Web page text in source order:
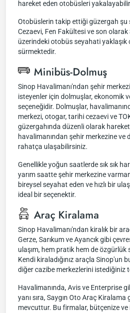
hareket eden otobüsleri
Otobüslerin takip ettiği güzergah şu
Cezaevi, Fen Fakültesi ve son
üzerindeki otobüs seyahati yaklaşık
sürmektedir.
Minibüs-Dolmuş
Sinop Havalimanı'ndan şehir
isteyenler için dolmuşlar, ekonomik
seçeneğidir. Dolmuşlar,
merkezi, otogar, tarihi cezaevi ve
güzergahında düzenli olarak
havalimanından şehir merkezine ve
rahatça ulaşabilirsiniz.
Genellikle yoğun saatlerde sık sık
yarım saatte şehir merkezine
bireysel seyahat eden ve hızlı bir
ideal bir seçenektir.
Araç Kiralama
Sinop Havalimanı'ndan kiralık bir
Gerze, Sarıkum ve Ayancık gibi
ulaşım, hem pratik hem de özgürlük
Kendi kiraladığınız araçla Sinop'un
diğer cazibe merkezlerini istediğiniz
Havalimanında, Avis ve Enterprise
yanı sıra, Saygın Oto Araç Kiralama
mevcuttur. Bu firmalar, bütçenize ve